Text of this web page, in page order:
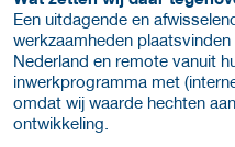
Een uitdagende en
werkzaamheden
Nederland en remote vanuit
inwerkprogramma met
omdat wij waarde hechten
ontwikkeling.